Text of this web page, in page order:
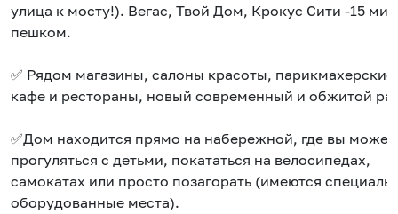
улица к мосту!). Вегас, Твой Дом, Крокус Сити -15 мин
пешком.
✅ Рядом магазины, салоны красоты, парикмахерские,
кафе и рестораны, новый современный и обжитой
✅Дом находится прямо на набережной, где вы
прогуляться с детьми, покататься на велосипедах,
самокатах или просто позагорать (имеются
оборудованные места).